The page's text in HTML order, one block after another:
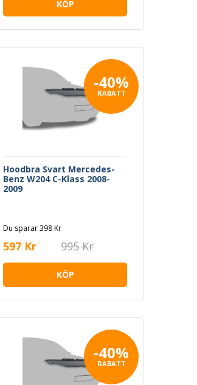
KÖP
-40%
RABATT
Hoodbra Svart Mercedes-
Benz W204 C-Klass 2008-
2009
Du sparar 398 Kr
597 Kr 995 Kr
KÖP
-40%
RABATT